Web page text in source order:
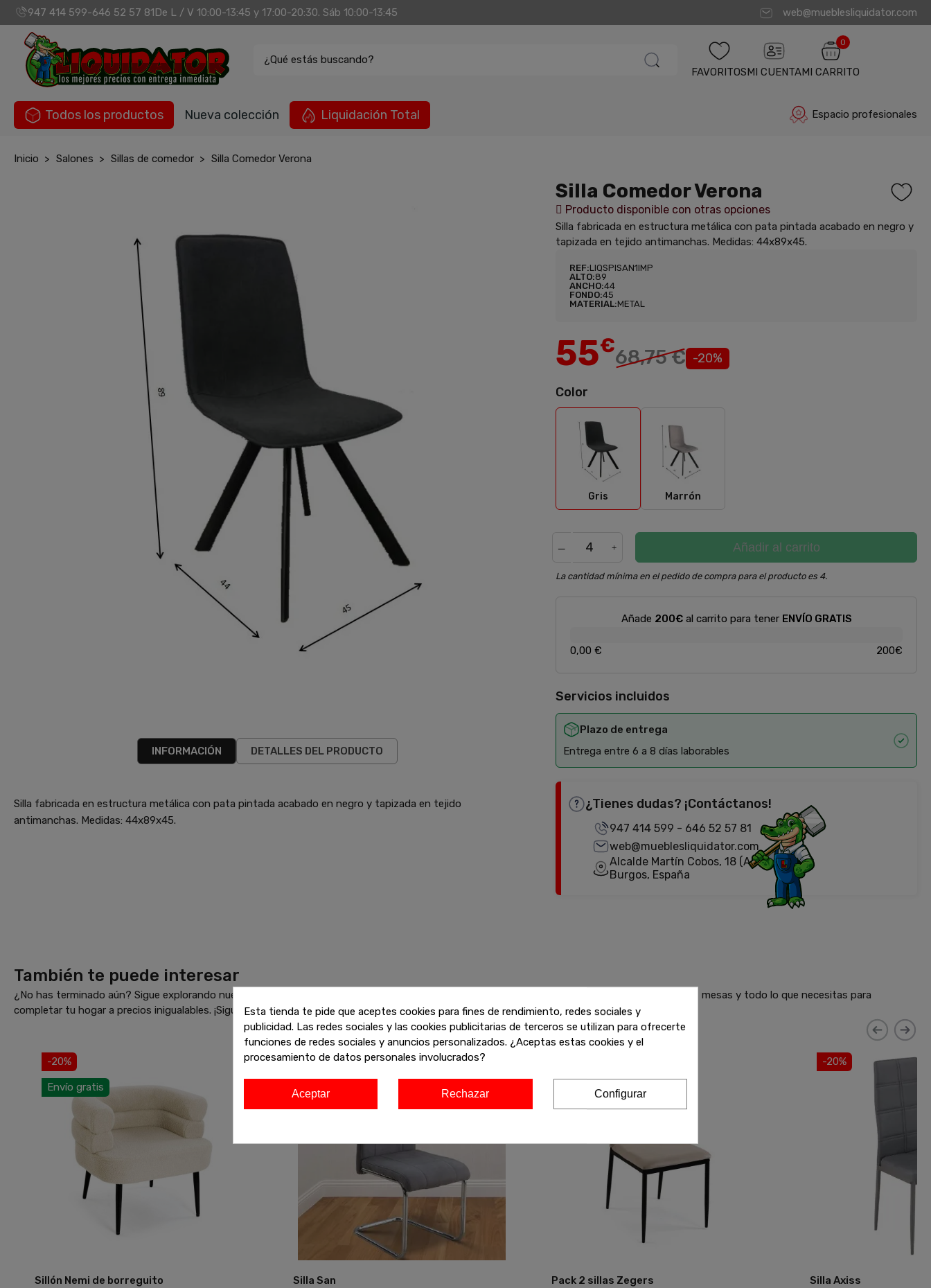
947 414 599-646 52 57 81De L / V 10:00-13:45 y 17:00-20:30. Sáb 10:00-13:45 web@mueblesliquidator.com
¿Qué estás buscando?
FAVORITOSMI CUENTA
0
MI CARRITO
Todos los productos Nueva colección Liquidación Total Espacio profesionales
Inicio Salones Sillas de comedor Silla Comedor Verona
INFORMACIÓN DETALLES DEL PRODUCTO
Silla fabricada en estructura metálica con pata pintada acabado en negro y tapizada en tejido
antimanchas. Medidas: 44x89x45.
Silla Comedor Verona
Producto disponible con otras opciones
Silla fabricada en estructura metálica con pata pintada acabado en negro y
tapizada en tejido antimanchas. Medidas: 44x89x45.
REF:LIQSPISAN1IMP
ALTO:89
ANCHO:44
FONDO:45
MATERIAL:METAL
55€
68,75 € -20%
Color
Gris
Gris
Marrón
Marrón
Añadir al carrito
La cantidad mínima en el pedido de compra para el producto es 4.
Añade 200€al carrito para tener ENVÍO GRATIS
0,00 € 200€
Servicios incluidos
Plazo de entrega
Entrega entre 6 a 8 días laborables
¿Tienes dudas? ¡Contáctanos!
947 414 599 - 646 52 57 81
web@mueblesliquidator.com
Alcalde Martín Cobos, 18 (Antigua Fiat)
Burgos, España
También te puede interesar
¿No has terminado aún? Sigue explorando nuestras increíbles ofertas de liquidación en muebles de alta calidad. Encuentra más sofás, armarios, mesas y todo lo que necesitas para
completar tu hogar a precios inigualables. ¡Sigue comprando y aprovecha estos descuentos exclusivos antes de que se agoten!
Sillón Nemi de borreguito
-20%
Envío gratis
Silla San
-20%
Agotado
Pack 2 sillas Zegers Silla Axiss
-20%
Esta tienda te pide que aceptes cookies para fines de rendimiento, redes sociales y
publicidad. Las redes sociales y las cookies publicitarias de terceros se utilizan para ofrecerte
funciones de redes sociales y anuncios personalizados. ¿Aceptas estas cookies y el
procesamiento de datos personales involucrados?
Aceptar Rechazar Configurar